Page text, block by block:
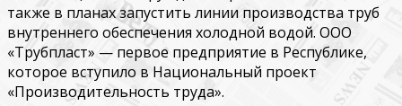
также в планах запустить линии производства труб
внутреннего обеспечения холодной водой. ООО
«Трубпласт» — первое предприятие в Республике,
которое вступило в Национальный проект
«Производительность труда».